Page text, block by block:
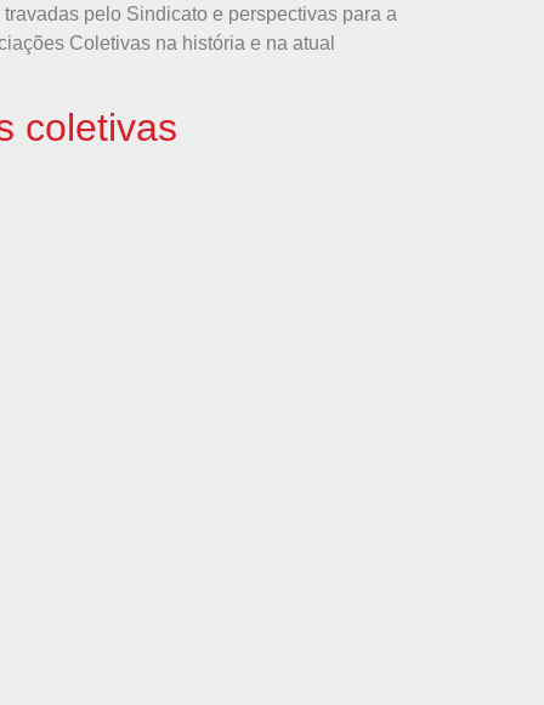
pelo Sindicato e perspectivas para a
Coletivas na história e na atual
coletivas